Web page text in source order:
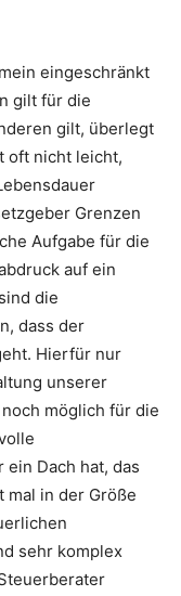
eingeschränkt
gilt für die
gilt, überlegt
oft nicht leicht,
Grenzen
Aufgabe für die
auf ein
die
dass der
Hierfür nur
unserer
möglich für die
Dach hat, das
mal in der Größe
sehr komplex